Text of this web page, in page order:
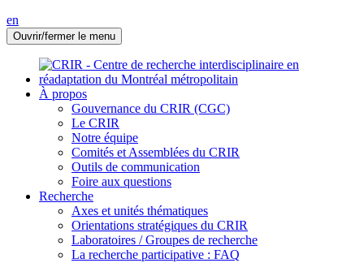
en
Ouvrir/fermer le menu
À propos
Gouvernance du CRIR (CGC)
Le CRIR
Notre équipe
Comités et Assemblées du CRIR
Outils de communication
Foire aux questions
Recherche
Axes et unités thématiques
Orientations stratégiques du CRIR
Laboratoires / Groupes de recherche
La recherche participative : FAQ